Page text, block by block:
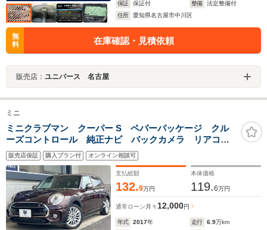
保証 保証付 整備
法定整備付
住所
愛知県名古屋市中川区
無
料
在庫確認・見積依頼
販売店： ユニバース 名古屋
ミニ
ミニクラブマン クーパー S ペパーパッケージ クル
ーズコントロール 純正ナビ バックカメラ リアコー
ナーセンサー LEDヘッドライト ETC車載器 コンフ
ォートアクセス デュアルオートエアコン 禁煙車
販売店保証 購入プラン付 オンライン相談可
支払総額
132.9万円
本体価格
119.6万円
通常ローン 月々12,000円
年式 2017年 走行 6.9万km